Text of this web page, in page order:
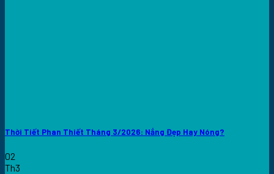
Thời Tiết Phan Thiết Tháng 3/2026: Nắng Đẹp Hay Nóng?
02
Th3